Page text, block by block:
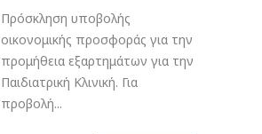
Πρόσκληση υποβολής
οικονομικής προσφοράς για την
προμήθεια εξαρτημάτων για την
Παιδιατρική Κλινική. Για
προβολή...